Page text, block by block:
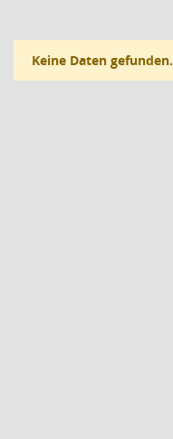
Keine Daten gefunden.